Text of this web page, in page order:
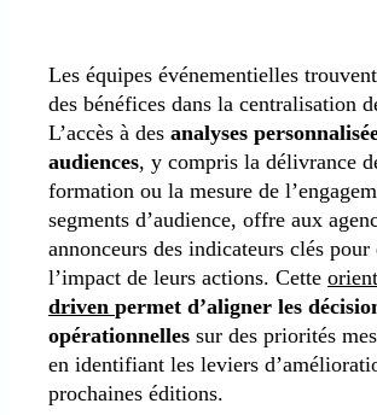
Les équipes événementielles
des bénéfices dans la centralisation
L’accès à des analyses
audiences, y compris la délivrance
formation ou la mesure de
segments d’audience, offre aux
annonceurs des indicateurs clés pour
l’impact de leurs actions. Cette
driven permet d’aligner les
opérationnelles sur des priorités
en identifiant les leviers
prochaines éditions.